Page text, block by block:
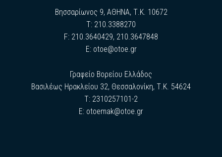
Βησσαρίωνος 9, ΑΘΗΝΑ, Τ.Κ. 10672
Τ: 210.3388270
F: 210.3640429, 210.3647848
E: otoe@otoe.gr
Γραφείο Βορείου Ελλάδος
Βασιλέως Ηρακλείου 32, Θεσσαλονίκη, Τ.Κ. 54624
Τ: 2310257101-2
E: otoemak@otoe.gr